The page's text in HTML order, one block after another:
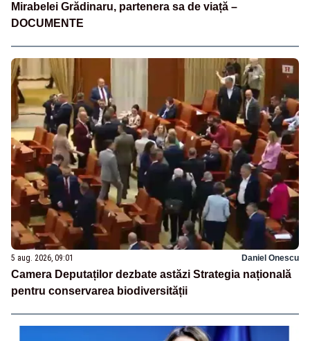
Mirabelei Grădinaru, partenera sa de viață –
DOCUMENTE
5 aug. 2026, 09:01 Daniel Onescu
Camera Deputaților dezbate astăzi Strategia națională
pentru conservarea biodiversității